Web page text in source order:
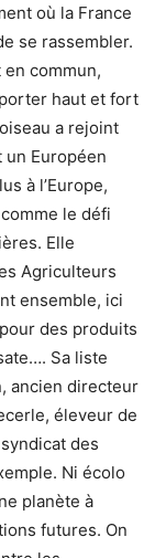
où la France
se rassembler.
commun,
haut et fort
a rejoint
un Européen
à l’Europe,
le défi
Elle
Agriculteurs
ensemble, ici
des produits
Sa liste
ancien directeur
éleveur de
des
Ni écolo
planète à
futures. On